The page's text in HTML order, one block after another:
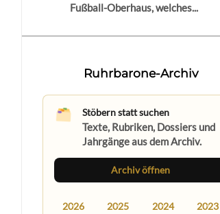
Fußball-Oberhaus, welches...
Ruhrbarone-Archiv
Stöbern statt suchen
Texte, Rubriken, Dossiers und
Jahrgänge aus dem Archiv.
Archiv öffnen
2026 2025 2024 2023